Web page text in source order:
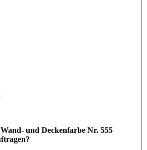
und Deckenfarbe Nr. 555